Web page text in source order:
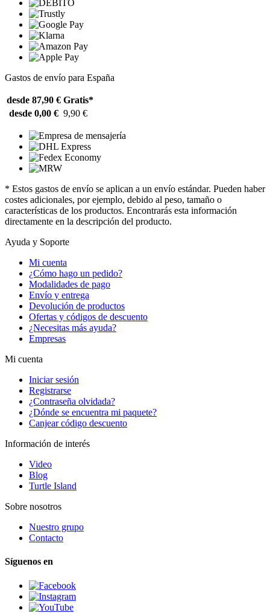
Gastos de envío para España
desde 87,90 € Gratis*
desde 0,00 € 9,90 €
* Estos gastos de envío se aplican a un envío estándar. Pueden haber
costes adicionales, por ejemplo, debido al peso, tamaño o
características de los productos. Encontrarás esta información
directamente en la descripción del producto.
Ayuda y Soporte
Mi cuenta
¿Cómo hago un pedido?
Modalidades de pago
Envío y entrega
Devolución de productos
Ofertas y códigos de descuento
¿Necesitas más ayuda?
Empresas
Mi cuenta
Iniciar sesión
Registrarse
¿Contraseña olvidada?
¿Dónde se encuentra mi paquete?
Canjear código descuento
Información de interés
Video
Blog
Turtle Island
Sobre nosotros
Nuestro grupo
Contacto
Síguenos en